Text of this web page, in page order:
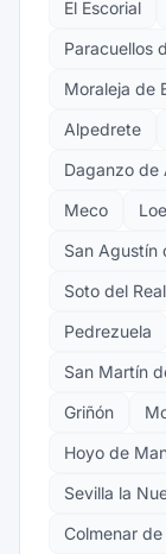
El Escorial
Paracuellos
Moraleja de
Alpedrete
Daganzo de
Meco
San Agustín
Soto del Real
Pedrezuela
San Martín
Griñón
Hoyo de
Sevilla la
Colmenar de